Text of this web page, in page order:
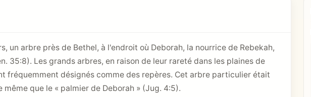
un arbre près de Bethel, à l'endroit où Deborah, la nourrice de Rebekah,
35:8). Les grands arbres, en raison de leur rareté dans les plaines de
fréquemment désignés comme des repères. Cet arbre particulier était
même que le « palmier de Deborah » (Jug. 4:5).